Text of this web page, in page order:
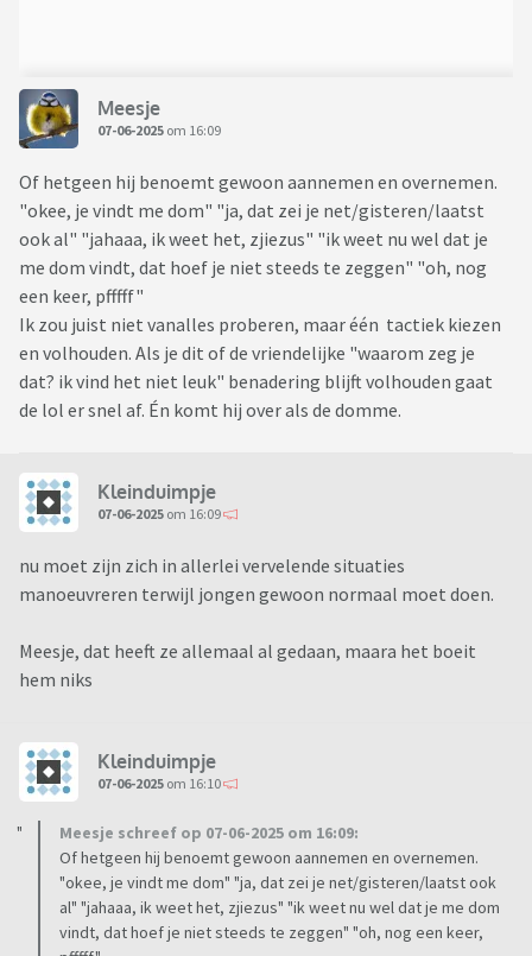
Meesje
07-06-2025 om 16:09
Of hetgeen hij benoemt gewoon aannemen en overnemen.
"okee, je vindt me dom" "ja, dat zei je net/gisteren/laatst
ook al" "jahaaa, ik weet het, zjiezus" "ik weet nu wel dat je
me dom vindt, dat hoef je niet steeds te zeggen" "oh, nog
een keer, pfffff"
Ik zou juist niet vanalles proberen, maar één tactiek kiezen
en volhouden. Als je dit of de vriendelijke "waarom zeg je
dat? ik vind het niet leuk" benadering blijft volhouden gaat
de lol er snel af. Én komt hij over als de domme.
Kleinduimpje
07-06-2025 om 16:09
nu moet zijn zich in allerlei vervelende situaties
manoeuvreren terwijl jongen gewoon normaal moet doen.
Meesje, dat heeft ze allemaal al gedaan, maara het boeit
hem niks
Kleinduimpje
07-06-2025 om 16:10
Meesje schreef op 07-06-2025 om 16:09:
Of hetgeen hij benoemt gewoon aannemen en overnemen.
"okee, je vindt me dom" "ja, dat zei je net/gisteren/laatst ook
al" "jahaaa, ik weet het, zjiezus" "ik weet nu wel dat je me dom
vindt, dat hoef je niet steeds te zeggen" "oh, nog een keer,